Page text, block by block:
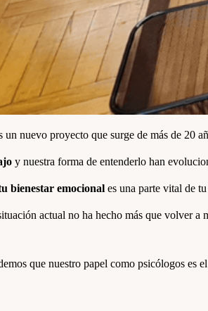
un nuevo proyecto que surge de más de 20
y nuestra forma de entenderlo han
bienestar emocional es una parte vital de
actual no ha hecho más que volver a
que nuestro papel como psicólogos es